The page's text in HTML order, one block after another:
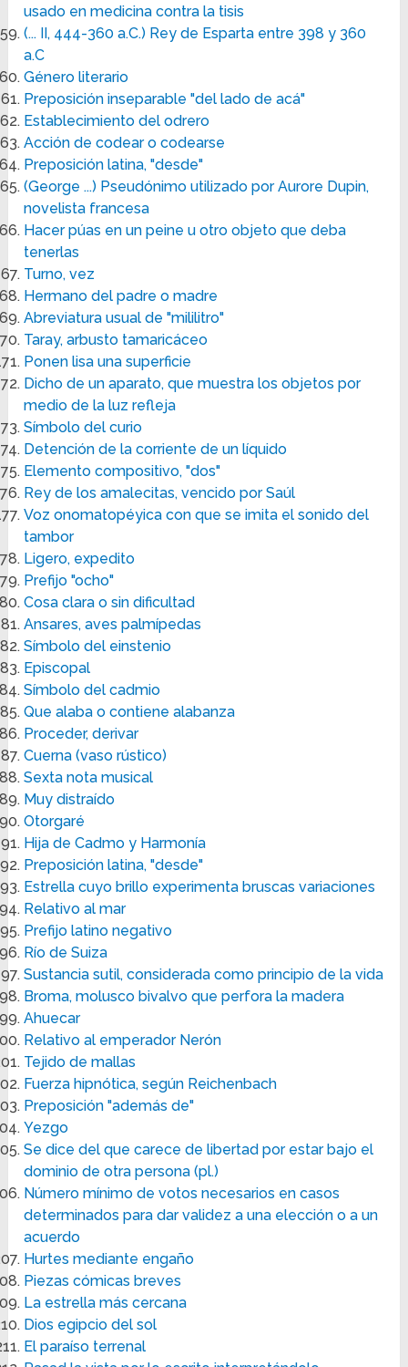
usado en medicina contra la tisis
(... II, 444-360 a.C.) Rey de Esparta entre 398 y 360
a.C
Género literario
Preposición inseparable "del lado de acá"
Establecimiento del odrero
Acción de codear o codearse
Preposición latina, "desde"
(George ...) Pseudónimo utilizado por Aurore Dupin,
novelista francesa
Hacer púas en un peine u otro objeto que deba
tenerlas
Turno, vez
Hermano del padre o madre
Abreviatura usual de "mililitro"
Taray, arbusto tamaricáceo
Ponen lisa una superficie
Dicho de un aparato, que muestra los objetos por
medio de la luz refleja
Símbolo del curio
Detención de la corriente de un líquido
Elemento compositivo, "dos"
Rey de los amalecitas, vencido por Saúl
Voz onomatopéyica con que se imita el sonido del
tambor
Ligero, expedito
Prefijo "ocho"
Cosa clara o sin dificultad
Ansares, aves palmípedas
Símbolo del einstenio
Episcopal
Símbolo del cadmio
Que alaba o contiene alabanza
Proceder, derivar
Cuerna (vaso rústico)
Sexta nota musical
Muy distraído
Otorgaré
Hija de Cadmo y Harmonía
Preposición latina, "desde"
Estrella cuyo brillo experimenta bruscas variaciones
Relativo al mar
Prefijo latino negativo
Río de Suiza
Sustancia sutil, considerada como principio de la vida
Broma, molusco bivalvo que perfora la madera
Ahuecar
Relativo al emperador Nerón
Tejido de mallas
Fuerza hipnótica, según Reichenbach
Preposición "además de"
Yezgo
Se dice del que carece de libertad por estar bajo el
dominio de otra persona (pl.)
Número mínimo de votos necesarios en casos
determinados para dar validez a una elección o a un
acuerdo
Hurtes mediante engaño
Piezas cómicas breves
La estrella más cercana
Dios egipcio del sol
El paraíso terrenal